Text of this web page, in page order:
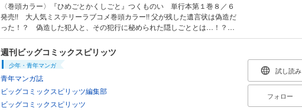
〈巻頭カラー〉『ひめごとかくしごと』つくものい 単行本第１巻８／６
発売!! 大人気ミステリーラブコメ巻頭カラー!! 父が残した遺言状は偽造だ
った！？ 偽造した犯人と、その犯行に秘められた隠しごととは…！？
〈巻中カラー〉『社長と酒と星』ずり騎士 第8巻発売記念！ 黒川課長が
石墨にイケナイお願い！？？？ 〈巻中カラー〉『ラットコレクティブ』
大村知空 単行本第1巻 8月6日 発売直前。 爺に導かれ、物語はリ東京の
深部へ....。 〈巻中カラー〉『アンダーニンジャ』花沢健吾 単行本最
新第18巻8月6日（金）発売！ネオ七人衆旗揚げのとき――いざUNのアジ
トへ！ 〈巻頭＆巻中グラビア〉１白石杏衣 ２花守雛 ３上山沙希 ４
富田莉代 ５瀬戸りおん ６小山くるみ ７成瀬光 ８林春花 ９世波柊
週刊ビッグコミックスピリッツ
少年・青年マンガ
青年マンガ誌
ビッグコミックスピリッツ編集部
ビッグコミックスピリッツ
試し読み
フォロー